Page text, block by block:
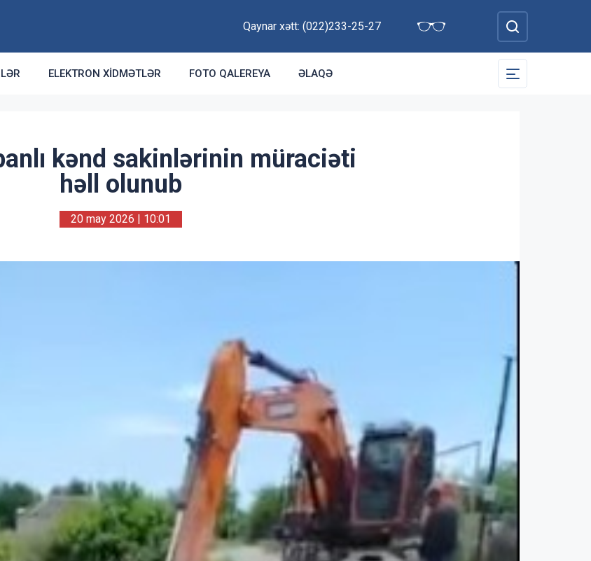
Qaynar xətt: (022)233-25-27
ELEKTRON XIDMƏTLƏR FOTO QALEREYA ƏLAQƏ
kənd sakinlərinin müraciəti
həll olunub
20 may 2026 | 10:01